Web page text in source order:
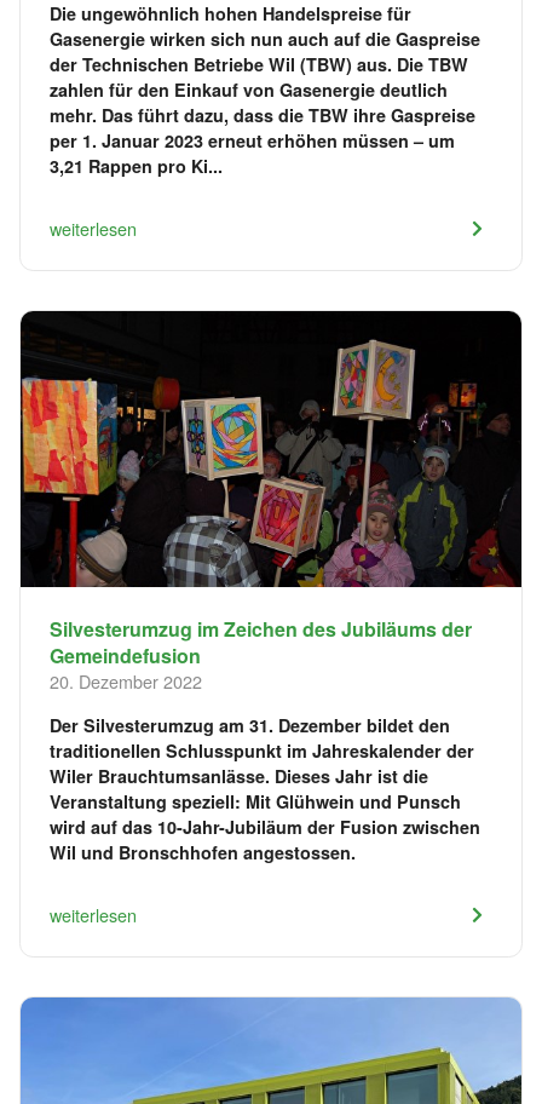
Die ungewöhnlich hohen Handelspreise für
Gasenergie wirken sich nun auch auf die Gaspreise
der Technischen Betriebe Wil (TBW) aus. Die TBW
zahlen für den Einkauf von Gasenergie deutlich
mehr. Das führt dazu, dass die TBW ihre Gaspreise
per 1. Januar 2023 erneut erhöhen müssen – um
3,21 Rappen pro Ki...
weiterlesen
Silvesterumzug im Zeichen des Jubiläums der
Gemeindefusion
20. Dezember 2022
Der Silvesterumzug am 31. Dezember bildet den
traditionellen Schlusspunkt im Jahreskalender der
Wiler Brauchtumsanlässe. Dieses Jahr ist die
Veranstaltung speziell: Mit Glühwein und Punsch
wird auf das 10-Jahr-Jubiläum der Fusion zwischen
Wil und Bronschhofen angestossen.
weiterlesen